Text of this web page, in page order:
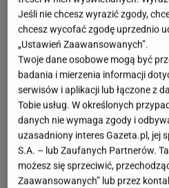
Jeśli nie chcesz wyrazić zgody,
chcesz wycofać zgodę uprzednio
„Ustawień Zaawansowanych”.
Twoje dane osobowe mogą być
badania i mierzenia informacji
serwisów i aplikacji lub łączone z
Tobie usług. W określonych
danych nie wymaga zgody i
uzasadniony interes Gazeta.pl, jej
S.A. – lub Zaufanych Partnerów.
możesz się sprzeciwić,
Zaawansowanych” lub przez